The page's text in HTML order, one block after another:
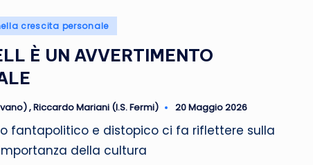
crescita personale
È UN AVVERTIMENTO
,Riccardo Mariani (I.S. Fermi) 20 Maggio 2026
fantapolitico e distopico ci fa riflettere sulla
della cultura